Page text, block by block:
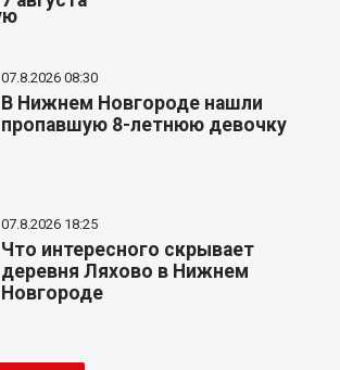
07.8.2026 08:30
В Нижнем Новгороде нашли
пропавшую 8-летнюю девочку
07.8.2026 18:25
Что интересного скрывает
деревня Ляхово в Нижнем
Новгороде